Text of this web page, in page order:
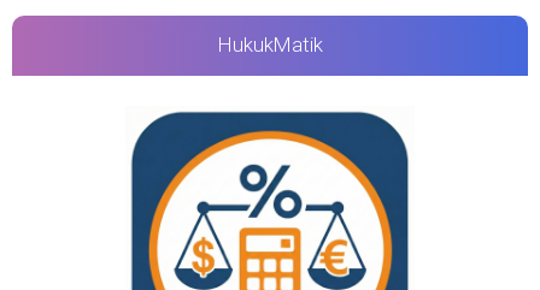
HukukMatik